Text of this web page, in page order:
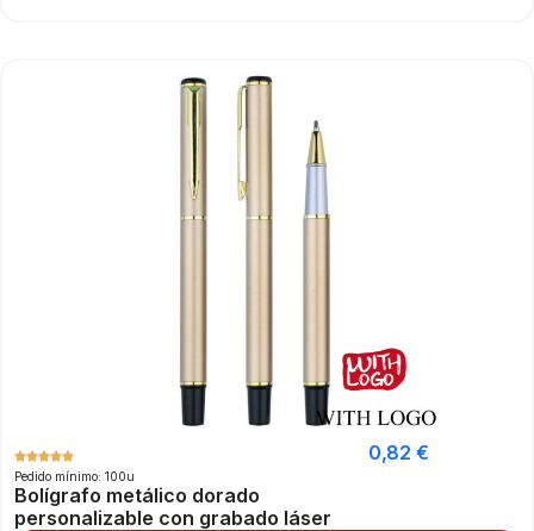
Pedido mínimo: 100u
Bolígrafo metálico dorado
personalizable con grabado láser
0,82 €